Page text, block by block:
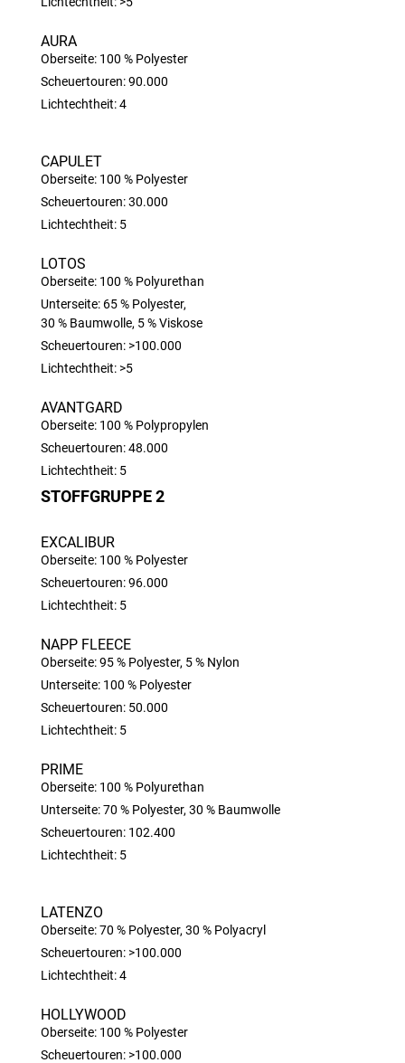
AURA
Oberseite: 100 % Polyester
Scheuertouren: 90.000
Lichtechtheit: 4
CAPULET
Oberseite: 100 % Polyester
Scheuertouren: 30.000
Lichtechtheit: 5
LOTOS
Oberseite: 100 % Polyurethan
Unterseite: 65 % Polyester,
30 % Baumwolle, 5 % Viskose
Scheuertouren: >100.000
Lichtechtheit: >5
AVANTGARD
Oberseite: 100 % Polypropylen
Scheuertouren: 48.000
Lichtechtheit: 5
STOFFGRUPPE 2
EXCALIBUR
Oberseite: 100 % Polyester
Scheuertouren: 96.000
Lichtechtheit: 5
NAPP FLEECE
Oberseite: 95 % Polyester, 5 % Nylon
Unterseite: 100 % Polyester
Scheuertouren: 50.000
Lichtechtheit: 5
PRIME
Oberseite: 100 % Polyurethan
Unterseite: 70 % Polyester, 30 % Baumwolle
Scheuertouren: 102.400
Lichtechtheit: 5
LATENZO
Oberseite: 70 % Polyester, 30 % Polyacryl
Scheuertouren: >100.000
Lichtechtheit: 4
HOLLYWOOD
Oberseite: 100 % Polyester
Scheuertouren: >100.000